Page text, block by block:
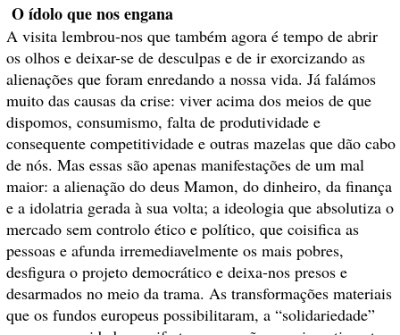
O ídolo que nos engana
A visita lembrou-nos que também agora é tempo de abrir
os olhos e deixar-se de desculpas e de ir exorcizando as
alienações que foram enredando a nossa vida. Já falámos
muito das causas da crise: viver acima dos meios de que
dispomos, consumismo, falta de produtividade e
consequente competitividade e outras mazelas que dão cabo
de nós. Mas essas são apenas manifestações de um mal
maior: a alienação do deus Mamon, do dinheiro, da finança
e a idolatria gerada à sua volta; a ideologia que absolutiza o
mercado sem controlo ético e político, que coisifica as
pessoas e afunda irremediavelmente os mais pobres,
desfigura o projeto democrático e deixa-nos presos e
desarmados no meio da trama. As transformações materiais
que os fundos europeus possibilitaram, a “solidariedade”